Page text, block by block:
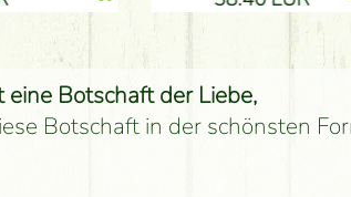
eine Botschaft der Liebe,
Botschaft in der schönsten